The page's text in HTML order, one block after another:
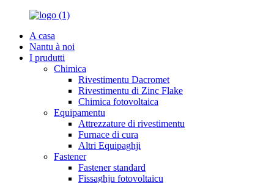
A casa
Nantu à noi
I prudutti
Chimica
Rivestimentu Dacromet
Rivestimentu di Zinc Flake
Chimica fotovoltaica
Equipamentu
Attrezzature di rivestimentu
Furnace di cura
Altri Equipaghji
Fastener
Fastener standard
Fissaghju fotovoltaicu